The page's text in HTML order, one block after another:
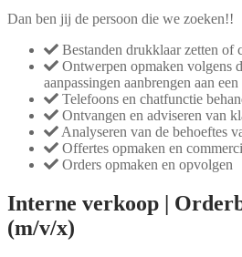
Dan ben jij de persoon die we zoeken!!
Bestanden drukklaar zetten of
Ontwerpen opmaken volgens
aanpassingen aanbrengen aan
Telefoons en chatfunctie
Ontvangen en adviseren van
Analyseren van de behoeftes
Offertes opmaken en
Orders opmaken en opvolgen
Interne verkoop |
(m/v/x)